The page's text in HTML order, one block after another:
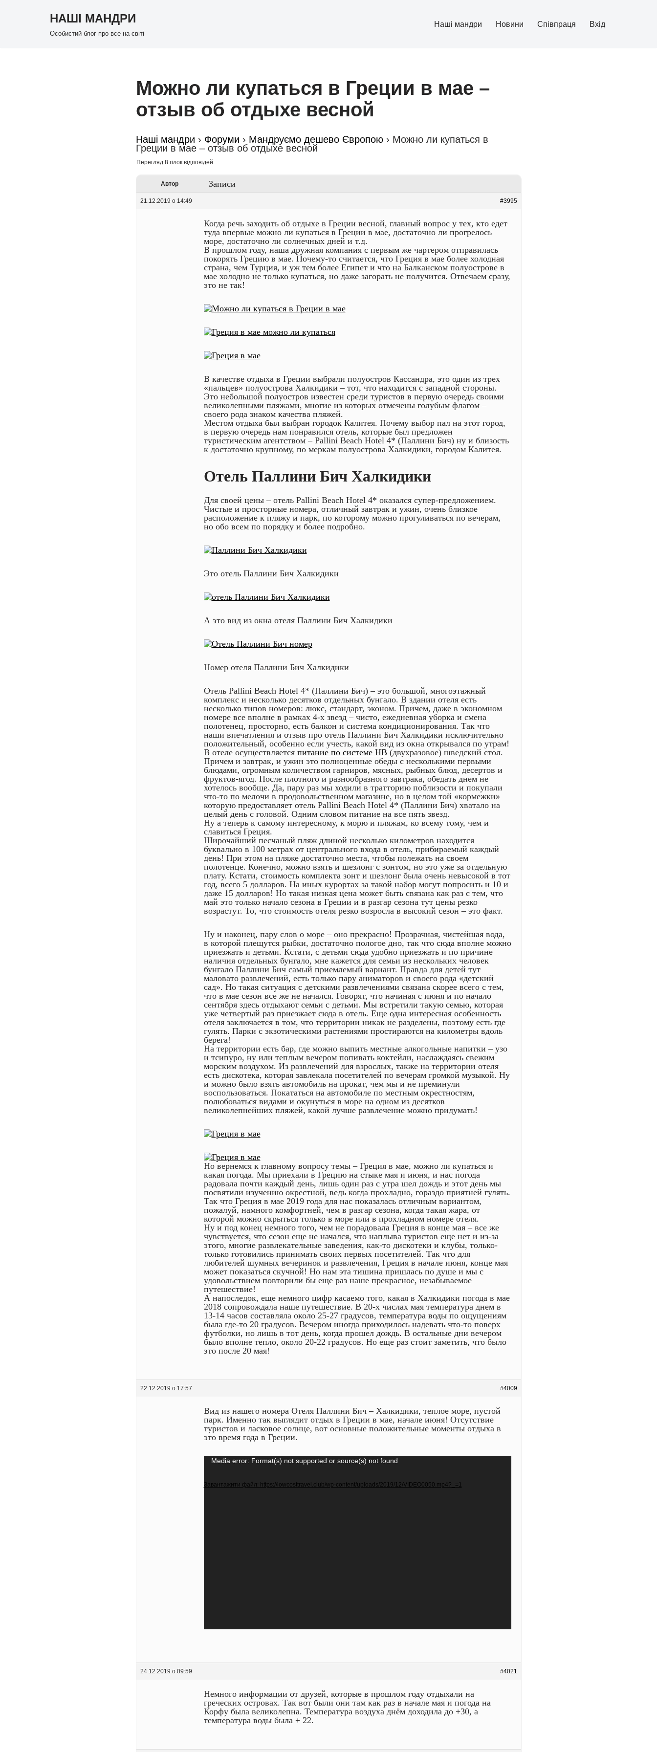
НАШІ МАНДРИ
Особистий блог про все на світі
Наші мандри Новини Співпраця Вхід
Можно ли купаться в Греции в мае –
отзыв об отдыхе весной
Наші мандри › Форуми › Мандруємо дешево Європою › Можно ли купаться в
Греции в мае – отзыв об отдыхе весной
Перегляд 8 гілок відповідей
Автор Записи
21.12.2019 о 14:49 #3995
Когда речь заходить об отдыхе в Греции весной, главный вопрос у тех, кто едет
туда впервые можно ли купаться в Греции в мае, достаточно ли прогрелось
море, достаточно ли солнечных дней и т.д.
В прошлом году, наша дружная компания с первым же чартером отправилась
покорять Грецию в мае. Почему-то считается, что Греция в мае более холодная
страна, чем Турция, и уж тем более Египет и что на Балканском полуострове в
мае холодно не только купаться, но даже загорать не получится. Отвечаем сразу,
это не так!
В качестве отдыха в Греции выбрали полуостров Кассандра, это один из трех
«пальцев» полуострова Халкидики – тот, что находится с западной стороны.
Это небольшой полуостров известен среди туристов в первую очередь своими
великолепными пляжами, многие из которых отмечены голубым флагом –
своего рода знаком качества пляжей.
Местом отдыха был выбран городок Калитея. Почему выбор пал на этот город,
в первую очередь нам понравился отель, которые был предложен
туристическим агентством – Pallini Beach Hotel 4* (Паллини Бич) ну и близость
к достаточно крупному, по меркам полуострова Халкидики, городом Калитея.
Отель Паллини Бич Халкидики
Для своей цены – отель Pallini Beach Hotel 4* оказался супер-предложением.
Чистые и просторные номера, отличный завтрак и ужин, очень близкое
расположение к пляжу и парк, по которому можно прогуливаться по вечерам,
но обо всем по порядку и более подробно.
Это отель Паллини Бич Халкидики
А это вид из окна отеля Паллини Бич Халкидики
Номер отеля Паллини Бич Халкидики
Отель Pallini Beach Hotel 4* (Паллини Бич) – это большой, многоэтажный
комплекс и несколько десятков отдельных бунгало. В здании отеля есть
несколько типов номеров: люкс, стандарт, эконом. Причем, даже в экономном
номере все вполне в рамках 4-х звезд – чисто, ежедневная уборка и смена
полотенец, просторно, есть балкон и система кондиционирования. Так что
наши впечатления и отзыв про отель Паллини Бич Халкидики исключительно
положительный, особенно если учесть, какой вид из окна открывался по утрам!
В отеле осуществляется питание по системе HB(двухразовое) шведский стол.
Причем и завтрак, и ужин это полноценные обеды с несколькими первыми
блюдами, огромным количеством гарниров, мясных, рыбных блюд, десертов и
фруктов-ягод. После плотного и разнообразного завтрака, обедать днем не
хотелось вообще. Да, пару раз мы ходили в тратторию поблизости и покупали
что-то по мелочи в продовольственном магазине, но в целом той «кормежки»
которую предоставляет отель Pallini Beach Hotel 4* (Паллини Бич) хватало на
целый день с головой. Одним словом питание на все пять звезд.
Ну а теперь к самому интересному, к морю и пляжам, ко всему тому, чем и
славиться Греция.
Широчайший песчаный пляж длиной несколько километров находится
буквально в 100 метрах от центрального входа в отель, прибираемый каждый
день! При этом на пляже достаточно места, чтобы полежать на своем
полотенце. Конечно, можно взять и шезлонг с зонтом, но это уже за отдельную
плату. Кстати, стоимость комплекта зонт и шезлонг была очень невысокой в тот
год, всего 5 долларов. На иных курортах за такой набор могут попросить и 10 и
даже 15 долларов! Но такая низкая цена может быть связана как раз с тем, что
май это только начало сезона в Греции и в разгар сезона тут цены резко
возрастут. То, что стоимость отеля резко возросла в высокий сезон – это факт.
Ну и наконец, пару слов о море – оно прекрасно! Прозрачная, чистейшая вода,
в которой плещутся рыбки, достаточно пологое дно, так что сюда вполне можно
приезжать и детьми. Кстати, с детьми сюда удобно приезжать и по причине
наличия отдельных бунгало, мне кажется для семьи из нескольких человек
бунгало Паллини Бич самый приемлемый вариант. Правда для детей тут
маловато развлечений, есть только пару аниматоров и своего рода «детский
сад». Но такая ситуация с детскими развлечениями связана скорее всего с тем,
что в мае сезон все же не начался. Говорят, что начиная с июня и по начало
сентября здесь отдыхают семьи с детьми. Мы встретили такую семью, которая
уже четвертый раз приезжает сюда в отель. Еще одна интересная особенность
отеля заключается в том, что территории никак не разделены, поэтому есть где
гулять. Парки с экзотическими растениями простираются на километры вдоль
берега!
На территории есть бар, где можно выпить местные алкогольные напитки – узо
и тсипуро, ну или теплым вечером попивать коктейли, наслаждаясь свежим
морским воздухом. Из развлечений для взрослых, также на территории отеля
есть дискотека, которая завлекала посетителей по вечерам громкой музыкой. Ну
и можно было взять автомобиль на прокат, чем мы и не преминули
воспользоваться. Покататься на автомобиле по местным окрестностям,
полюбоваться видами и окунуться в море на одном из десятков
великолепнейших пляжей, какой лучше развлечение можно придумать!
Но вернемся к главному вопросу темы – Греция в мае, можно ли купаться и
какая погода. Мы приехали в Грецию на стыке мая и июня, и нас погода
радовала почти каждый день, лишь один раз с утра шел дождь и этот день мы
посвятили изучению окрестной, ведь когда прохладно, гораздо приятней гулять.
Так что Греция в мае 2019 года для нас показалась отличным вариантом,
пожалуй, намного комфортней, чем в разгар сезона, когда такая жара, от
которой можно скрыться только в море или в прохладном номере отеля.
Ну и под конец немного того, чем не порадовала Греция в конце мая – все же
чувствуется, что сезон еще не начался, что наплыва туристов еще нет и из-за
этого, многие развлекательные заведения, как-то дискотеки и клубы, только-
только готовились принимать своих первых посетителей. Так что для
любителей шумных вечеринок и развлечения, Греция в начале июня, конце мая
может показаться скучной! Но нам эта тишина пришлась по душе и мы с
удовольствием повторили бы еще раз наше прекрасное, незабываемое
путешествие!
А напоследок, еще немного цифр касаемо того, какая в Халкидики погода в мае
2018 сопровождала наше путешествие. В 20-х числах мая температура днем в
13-14 часов составляла около 25-27 градусов, температура воды по ощущениям
была где-то 20 градусов. Вечером иногда приходилось надевать что-то поверх
футболки, но лишь в тот день, когда прошел дождь. В остальные дни вечером
было вполне тепло, около 20-22 градусов. Но еще раз стоит заметить, что было
это после 20 мая!
22.12.2019 о 17:57 #4009
Вид из нашего номера Отеля Паллини Бич – Халкидики, теплое море, пустой
парк. Именно так выглядит отдых в Греции в мае, начале июня! Отсутствие
туристов и ласковое солнце, вот основные положительные моменты отдыха в
это время года в Греции.
Відеопрогравач
Media error: Format(s) not supported or source(s) not found
Завантажити файл: https://lowcosttravel.club/wp-content/uploads/2019/12/VIDEO0050.mp4?_=1
24.12.2019 о 09:59 #4021
Немного информации от друзей, которые в прошлом году отдыхали на
греческих островах. Так вот были они там как раз в начале мая и погода на
Корфу была великолепна. Температура воздуха днём доходила до +30, а
температура воды была + 22.